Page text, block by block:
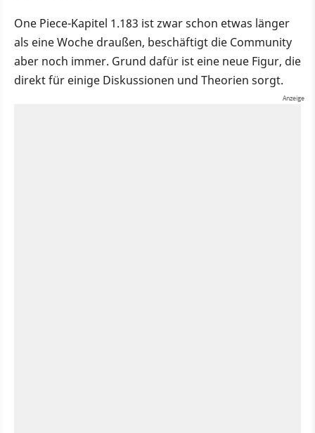
One Piece-Kapitel 1.183 ist zwar schon etwas länger
als eine Woche draußen, beschäftigt die Community
aber noch immer. Grund dafür ist eine neue Figur, die
direkt für einige Diskussionen und Theorien sorgt.